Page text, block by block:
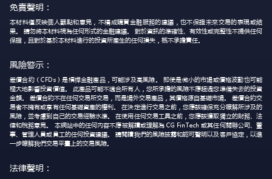
免責聲明：
本材料僅反映個人觀點和意見，不構成購買金融服務的建議，也不保證未來交易的表現或結
果。 請勿將本材料視為任何形式的金融建議。 對於資訊的準確性、有效性或完整性不提供任何
保證，且對於基於本材料進行的投資所產生的任何損失，概不承擔責任。
風險警示：
差價合約（CFDs）是槓桿金融產品，可能涉及高風險。 即使是微小的市場或價格波動也可能
極大地影響投資價值。 此產品可能不適合所有人，您所承擔的風險不應超過您準備失去的投資
金額。 差價合約不在任何交易所交易，而是場外交易產品，其價格源自基礎市場。 差價合約交
易者不擁有或享有任何基礎資產的權利。 在決定進行交易之前，您應該確保充分瞭解所涉及的
風險，並考慮到自己的交易經驗水準。 在使用任何交易工具之前，您應該獲取獨立的財務、法
律和稅務意見。 本網站中的任何內容不應被解讀或理解為 CG FinTech 或其任何關聯公司、董
事、管理人員或員工的任何投資建議。 請閱讀我們的風險披露和認可聲明以及客戶協定，以進
一步瞭解我們交易平臺上的交易風險。
法律聲明：